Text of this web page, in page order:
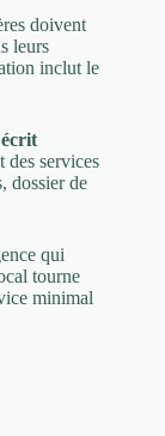
doivent
leurs
inclut le
des services
dossier de
qui
tourne
minimal